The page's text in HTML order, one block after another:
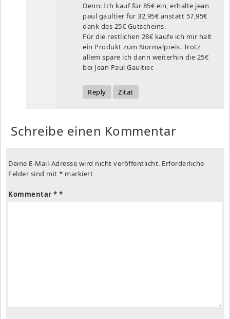
Denn: Ich kauf für 85€ ein, erhalte jean
paul gaultier für 32,95€ anstatt 57,95€
dank des 25€ Gutscheins.
Für die restlichen 28€ kaufe ich mir halt
ein Produkt zum Normalpreis. Trotz
allem spare ich dann weiterhin die 25€
bei Jean Paul Gaultier.
Reply Zitat
Schreibe einen Kommentar
Deine E-Mail-Adresse wird nicht veröffentlicht. Erforderliche
Felder sind mit * markiert
Kommentar *